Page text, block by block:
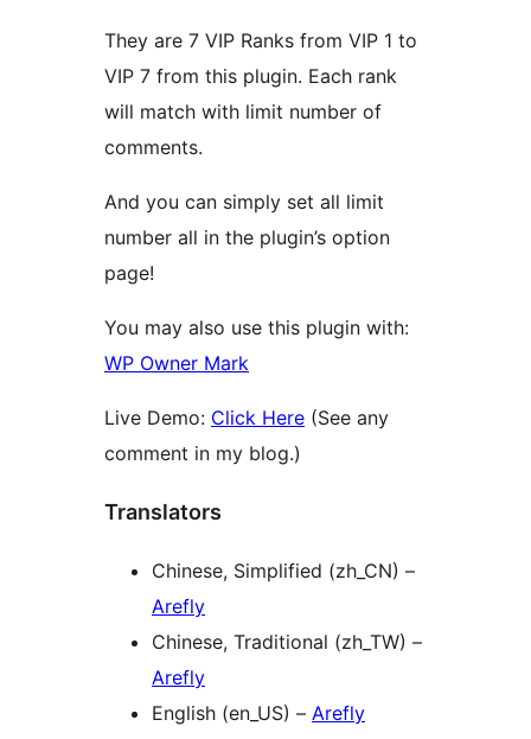
They are 7 VIP Ranks from VIP 1 to
VIP 7 from this plugin. Each rank
will match with limit number of
comments.
And you can simply set all limit
number all in the plugin’s option
page!
You may also use this plugin with:
WP Owner Mark
Live Demo: Click Here (See any
comment in my blog.)
Translators
Chinese, Simplified (zh_CN) –
Arefly
Chinese, Traditional (zh_TW) –
Arefly
English (en_US) – Arefly